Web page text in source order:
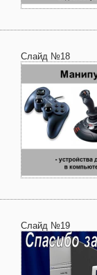
Слайд №18
Слайд №19